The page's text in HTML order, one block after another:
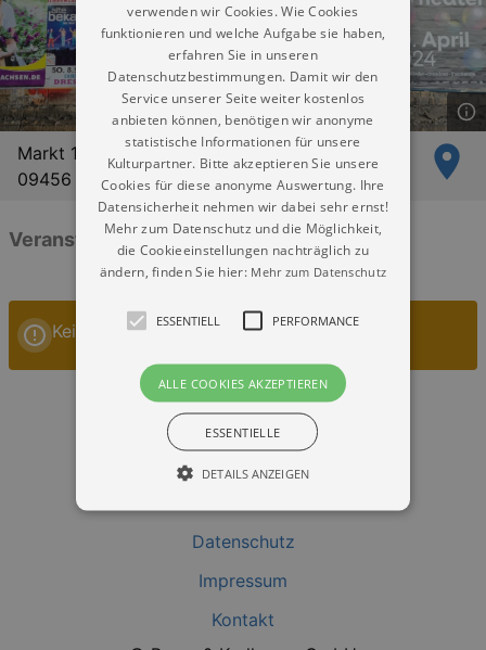
Markt 1
09456 Annaberg-Buchholz
Veranstaltungen: „Marktplatz Annaberg“
Keine Veranstaltungen
Datenschutz
Impressum
Kontakt
verwenden wir Cookies. Wie Cookies
funktionieren und welche Aufgabe sie haben,
erfahren Sie in unseren
Datenschutzbestimmungen. Damit wir den
Service unserer Seite weiter kostenlos
anbieten können, benötigen wir anonyme
statistische Informationen für unsere
Kulturpartner. Bitte akzeptieren Sie unsere
Cookies für diese anonyme Auswertung. Ihre
Datensicherheit nehmen wir dabei sehr ernst!
Mehr zum Datenschutz und die Möglichkeit,
die Cookieeinstellungen nachträglich zu
ändern, finden Sie hier: Mehr zum Datenschutz
ESSENTIELL PERFORMANCE
ALLE COOKIES AKZEPTIEREN
ESSENTIELLE
DETAILS ANZEIGEN
Essentielle Cookies werden für die
grundlegenden Funktionen unserer Webseite
gebraucht. Zum Beispiel für das Login in Ihren